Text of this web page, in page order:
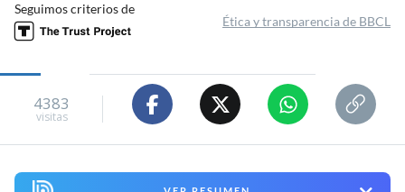
Seguimos criterios de
Ética y transparencia de BBCL
4383
visitas